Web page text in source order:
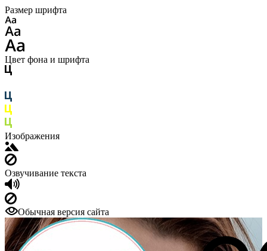
Размер шрифта
Цвет фона и шрифта
Изображения
Озвучивание текста
Обычная версия сайта